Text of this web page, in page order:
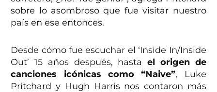
sobre lo asombroso que fue visitar nuestro
país en ese entonces.
Desde cómo fue escuchar el ‘Inside In/Inside
Out’ 15 años después, hasta el origen de
canciones icónicas como “Naive”, Luke
Pritchard y Hugh Harris nos contaron más